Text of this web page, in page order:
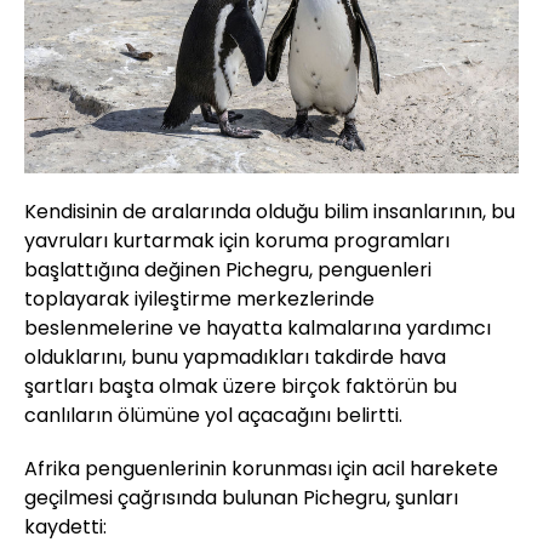
Kendisinin de aralarında olduğu bilim insanlarının, bu
yavruları kurtarmak için koruma programları
başlattığına değinen Pichegru, penguenleri
toplayarak iyileştirme merkezlerinde
beslenmelerine ve hayatta kalmalarına yardımcı
olduklarını, bunu yapmadıkları takdirde hava
şartları başta olmak üzere birçok faktörün bu
canlıların ölümüne yol açacağını belirtti.
Afrika penguenlerinin korunması için acil harekete
geçilmesi çağrısında bulunan Pichegru, şunları
kaydetti: